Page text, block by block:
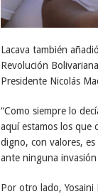
Lacava también
Revolución
Presidente Nicolás
“Como siempre lo
aquí estamos los que
digno, con valores,
ante ninguna
Por otro lado, Yosaini